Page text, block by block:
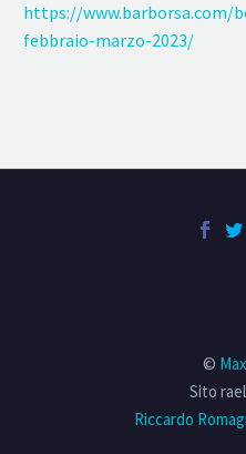
https://www.barborsa.com/
febbraio-marzo-2023/
©
Sito
Riccardo